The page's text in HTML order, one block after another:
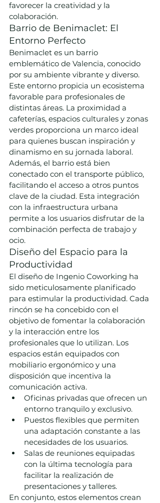
favorecer la creatividad y la
colaboración.
Barrio de Benimaclet: El
Entorno Perfecto
Benimaclet es un barrio
emblemático de Valencia, conocido
por su ambiente vibrante y diverso.
Este entorno propicia un ecosistema
favorable para profesionales de
distintas áreas. La proximidad a
cafeterías, espacios culturales y zonas
verdes proporciona un marco ideal
para quienes buscan inspiración y
dinamismo en su jornada laboral.
Además, el barrio está bien
conectado con el transporte público,
facilitando el acceso a otros puntos
clave de la ciudad. Esta integración
con la infraestructura urbana
permite a los usuarios disfrutar de la
combinación perfecta de trabajo y
ocio.
Diseño del Espacio para la
Productividad
El diseño de Ingenio Coworking ha
sido meticulosamente planificado
para estimular la productividad. Cada
rincón se ha concebido con el
objetivo de fomentar la colaboración
y la interacción entre los
profesionales que lo utilizan. Los
espacios están equipados con
mobiliario ergonómico y una
disposición que incentiva la
comunicación activa.
Oficinas privadas que ofrecen un
entorno tranquilo y exclusivo.
Puestos flexibles que permiten
una adaptación constante a las
necesidades de los usuarios.
Salas de reuniones equipadas
con la última tecnología para
facilitar la realización de
presentaciones y talleres.
En conjunto, estos elementos crean